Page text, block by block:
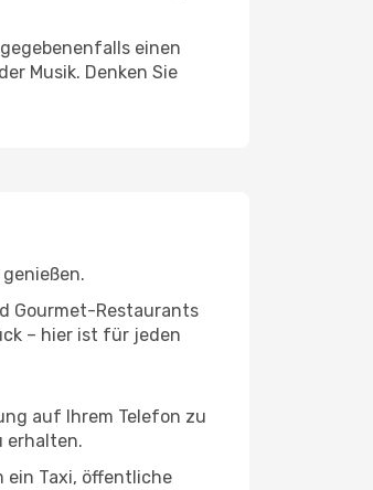
einen
Musik. Denken Sie
Gourmet-Restaurants
– hier ist für jeden
auf Ihrem Telefon zu
erhalten.
ein Taxi, öffentliche